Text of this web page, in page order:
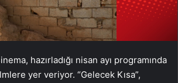
hazırladığı nisan ayı programında
yer veriyor. “Gelecek Kısa”,